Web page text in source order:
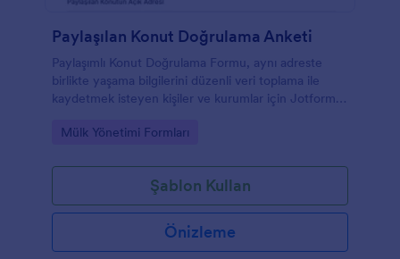
Paylaşılan Konut Doğrulama Anketi
Paylaşımlı Konut Doğrulama Formu, aynı adreste
birlikte yaşama bilgilerini düzenli veri toplama ile
kaydetmek isteyen kişiler ve kurumlar için Jotform
sunar.
Go to Category:
Mülk Yönetimi Formları
Şablon Kullan
Önizleme